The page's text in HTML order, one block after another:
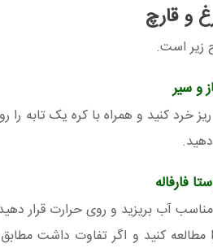
و قارچ
زیر است.
و سیر
خرد کنید و همراه با کره یک تابه
فارفاله
مناسب آب بریزید و روی حرارت
کنید و اگر تفاوت داشت مطابق